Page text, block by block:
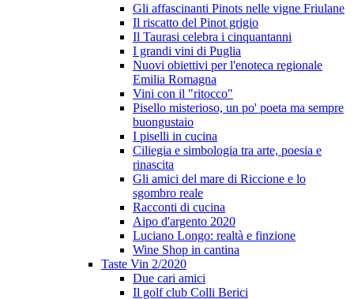
Gli affascinanti Pinots nelle vigne Friulane
Il riscatto del Pinot grigio
Il Taurasi celebra i cinquantanni
I grandi vini di Puglia
Nuovi obiettivi per l'enoteca regionale
Emilia Romagna
Vini con il "ritocco"
Pisello misterioso, un po' poeta ma sempre
buongustaio
I piselli in cucina
Ciliegia e simbologia tra arte, poesia e
rinascita
Gli amici del mare di Riccione e lo
sgombro reale
Racconti di cucina
Aipo d'argento 2020
Luciano Longo: realtà e finzione
Wine Shop in cantina
Taste Vin 2/2020
Due cari amici
Il golf club Colli Berici